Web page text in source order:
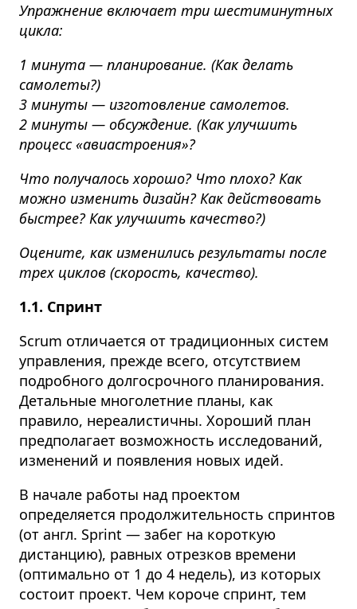
Упражнение включает три шестиминутных
цикла:
1 минута — планирование. (Как делать
самолеты?)
3 минуты — изготовление самолетов.
2 минуты — обсуждение. (Как улучшить
процесс «авиастроения»?
Что получалось хорошо? Что плохо? Как
можно изменить дизайн? Как действовать
быстрее? Как улучшить качество?)
Оцените, как изменились результаты после
трех циклов (скорость, качество).
1.1. Спринт
Scrum отличается от традиционных систем
управления, прежде всего, отсутствием
подробного долгосрочного планирования.
Детальные многолетние планы, как
правило, нереалистичны. Хороший план
предполагает возможность исследований,
изменений и появления новых идей.
В начале работы над проектом
определяется продолжительность спринтов
(от англ. Sprint — забег на короткую
дистанцию), равных отрезков времени
(оптимально от 1 до 4 недель), из которых
состоит проект. Чем короче спринт, тем